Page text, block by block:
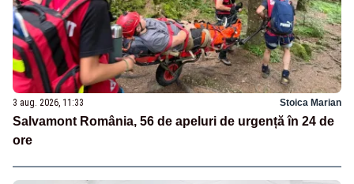
3 aug. 2026, 11:33 Stoica Marian
Salvamont România, 56 de apeluri de urgență în 24 de
ore